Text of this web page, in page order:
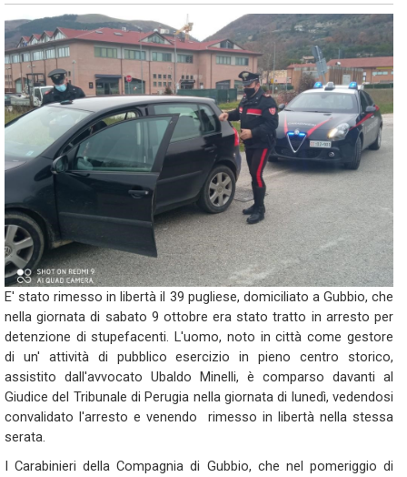
E' stato rimesso in libertà il 39 pugliese, domiciliato a Gubbio, che
nella giornata di sabato 9 ottobre era stato tratto in arresto per
detenzione di stupefacenti. L'uomo, noto in città come gestore
di un' attività di pubblico esercizio in pieno centro storico,
assistito dall'avvocato Ubaldo Minelli, è comparso davanti al
Giudice del Tribunale di Perugia nella giornata di lunedì, vedendosi
convalidato l'arresto e venendo rimesso in libertà nella stessa
serata.
I Carabinieri della Compagnia di Gubbio, che nel pomeriggio di